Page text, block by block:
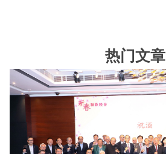
热门文章